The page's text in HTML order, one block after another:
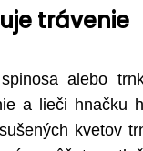
trávenie
alebo
a lieči hnačku
kvetov